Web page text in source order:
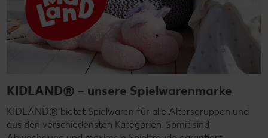
KIDLAND® – unsere Spielwarenmarke
KIDLAND® bietet Spielwaren für alle Altersgruppen und
aus den verschiedensten Kategorien. Somit sind